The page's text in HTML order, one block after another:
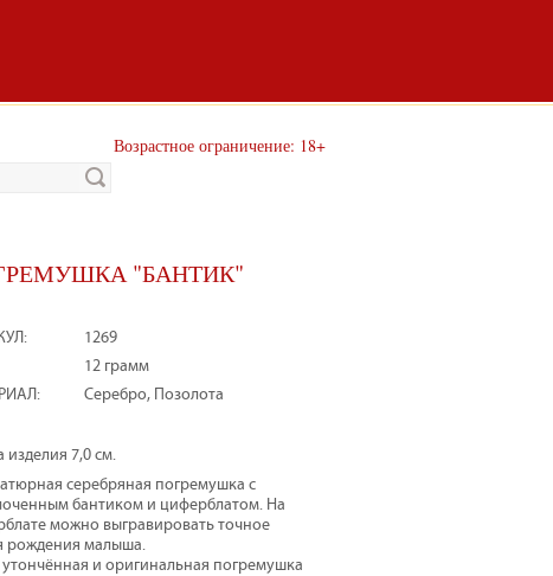
Возрастное ограничение: 18+
"БАНТИК"
1269
12 грамм
Серебро, Позолота
изделия 7,0 см.
серебряная погремушка с
бантиком и циферблатом. На
можно выгравировать точное
рождения малыша.
утончённая и оригинальная погремушка